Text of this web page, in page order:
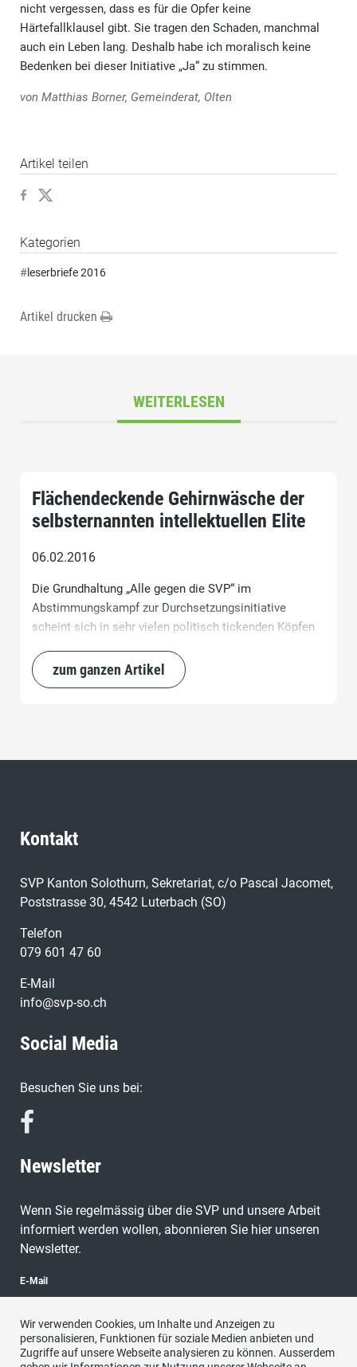
nicht vergessen, dass es für die Opfer keine
Härtefallklausel gibt. Sie tragen den Schaden, manchmal
auch ein Leben lang. Deshalb habe ich moralisch keine
Bedenken bei dieser Initiative „Ja“ zu stimmen.
von Matthias Borner, Gemeinderat, Olten
Artikel teilen
Kategorien
#leserbriefe 2016
Artikel drucken
WEITERLESEN
Flächendeckende Gehirnwäsche der
selbsternannten intellektuellen Elite
06.02.2016
Die Grundhaltung „Alle gegen die SVP“ im
Abstimmungskampf zur Durchsetzungsinitiative
scheint sich in sehr vielen politisch tickenden Köpfen
unserem Land ist diese verblendete Grundhaltung
einfach nur verantwortungslos!
zum ganzen Artikel
Kontakt
SVP Kanton Solothurn, Sekretariat, c/o Pascal Jacomet,
Poststrasse 30, 4542 Luterbach (SO)
Telefon
079 601 47 60
E-Mail
info@svp-so.ch
Social Media
Besuchen Sie uns bei:
Newsletter
Wenn Sie regelmässig über die SVP und unsere Arbeit
informiert werden wollen, abonnieren Sie hier unseren
Newsletter.
E-Mail
abonnieren
Wir verwenden Cookies, um Inhalte und Anzeigen zu
personalisieren, Funktionen für soziale Medien anbieten und
Zugriffe auf unsere Webseite analysieren zu können. Ausserdem